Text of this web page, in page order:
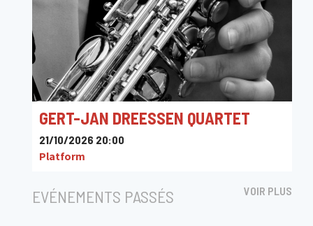
GERT-JAN DREESSEN QUARTET
21/10/2026 20:00
Platform
EVÉNEMENTS PASSÉS VOIR PLUS